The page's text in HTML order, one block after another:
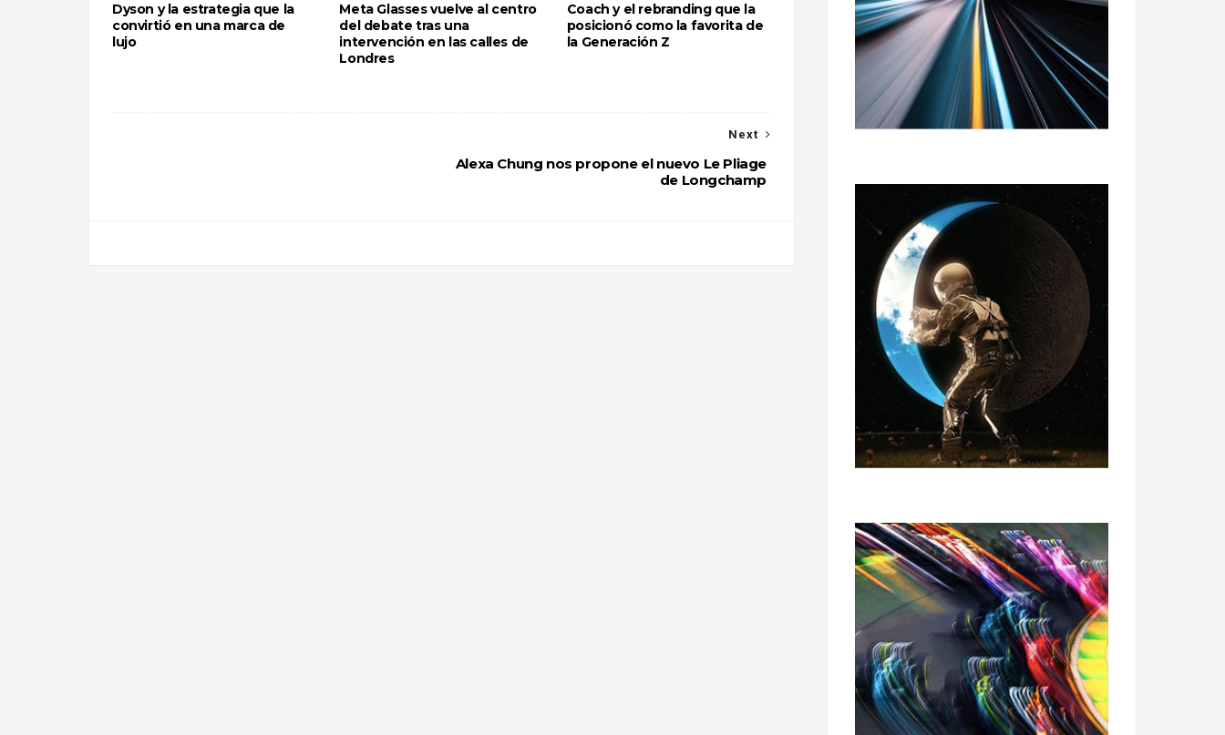
Dyson y la estrategia que la
convirtió en una marca de
lujo
Meta Glasses vuelve al centro
del debate tras una
intervención en las calles de
Londres
Coach y el rebranding que la
posicionó como la favorita de
la Generación Z
Next
Alexa Chung nos propone el nuevo Le Pliage